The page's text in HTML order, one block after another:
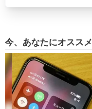
今、あなたにオススメ